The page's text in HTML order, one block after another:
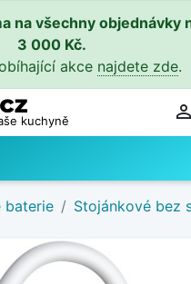
na všechny objednávky
3 000 Kč.
akce najdete zde.
kuchyně 
baterie Stojánkové bez